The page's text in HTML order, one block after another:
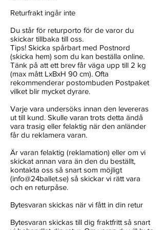
Returfrakt ingår inte
Du står för returporto för de varor du
skickar tillbaka till oss.
Tips! Skicka spårbart med Postnord
(skicka hem) som du kan beställa online.
Tänk på att ett brev får väga upp till 2 kg
(max mått LxBxH 90 cm). Ofta
rekommenderar postombuden Postpaket
vilket blir mycket dyrare.
Varje vara undersöks innan den levereras
ut till kund. Skulle varan trots detta ändå
vara trasig eller felaktig när den anländer
får du reklamera varan.
Är varan felaktig (reklamation) eller om vi
skickat annan vara än den du beställt,
kontakta oss så snart som möjligt
(info@24ballet.se) så skickar vi rätt vara
och en returpåse.
Bytesvaran skickas när vi fått in din retur
Bytesvaran skickas till dig fraktfritt så snart